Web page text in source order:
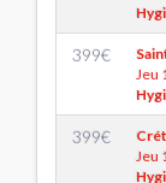
399€
Jeu
399€
Jeu